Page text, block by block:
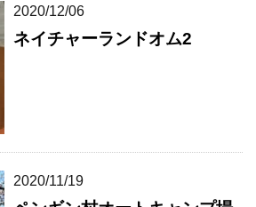
2020/12/06
ネイチャーランドオム2
2020/11/19